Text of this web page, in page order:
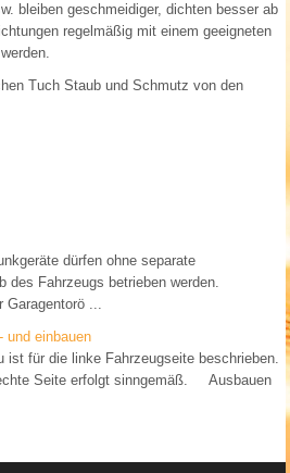
bleiben geschmeidiger, dichten besser ab
regelmäßig mit einem geeigneten
Tuch Staub und Schmutz von den
dürfen ohne separate
des Fahrzeugs betrieben werden.
Garagentorö ...
und einbauen
ist für die linke Fahrzeugseite beschrieben.
Seite erfolgt sinngemäß. Ausbauen